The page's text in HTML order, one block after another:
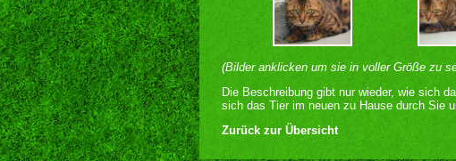
(Bilder anklicken um sie in voller Größe zu
Die Beschreibung gibt nur wieder, wie sich
sich das Tier im neuen zu Hause durch Sie
Zurück zur Übersicht